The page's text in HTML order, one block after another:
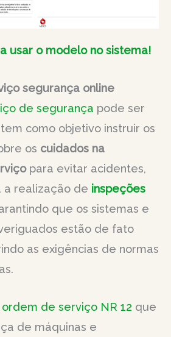
usar o modelo no sistema!
segurança online
de segurança pode ser
como objetivo instruir os
os cuidados na
para evitar acidentes,
a realização de inspeções
que os sistemas e
estão de fato
as exigências de normas
ordem de serviço NR 12 que
de máquinas e